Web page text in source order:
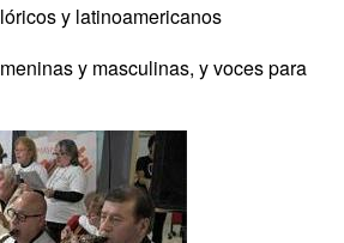
y latinoamericanos
y masculinas, y voces para